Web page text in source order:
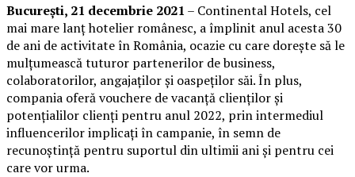
București, 21 decembrie 2021 – Continental Hotels, cel
mai mare lanț hotelier românesc, a împlinit anul acesta 30
de ani de activitate în România, ocazie cu care dorește să le
mulțumească tuturor partenerilor de business,
colaboratorilor, angajaților și oaspeților săi. În plus,
compania oferă vouchere de vacanță clienților și
potențialilor clienți pentru anul 2022, prin intermediul
influencerilor implicați în campanie, în semn de
recunoștință pentru suportul din ultimii ani și pentru cei
care vor urma.